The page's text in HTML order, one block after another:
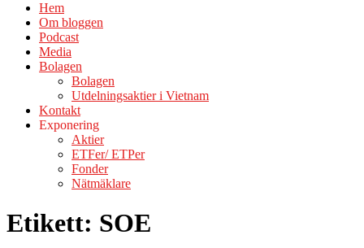
Hem
Om bloggen
Podcast
Media
Bolagen
Bolagen
Utdelningsaktier i Vietnam
Kontakt
Exponering
Aktier
ETFer/ ETPer
Fonder
Nätmäklare
Etikett: SOE